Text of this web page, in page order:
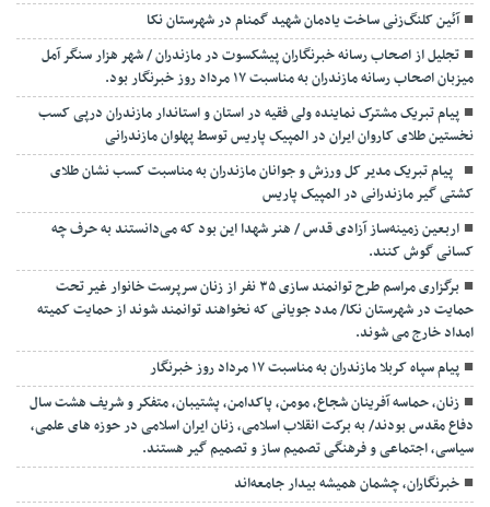
آئین کلنگ‌زنی ساخت یادمان شهید گمنام در شهرستان نکا
تجلیل از اصحاب رسانه خبرنگاران پیشکسوت در مازندران / شهر هزار سنگر آمل
میزبان اصحاب رسانه مازندران به مناسبت ۱۷ مرداد روز خبرنگار بود.
پیام تبریک مشترک نماینده ولی فقیه در استان و استاندار مازندران درپی کسب
نخستین طلای کاروان ایران در المپیک پاریس توسط پهلوان مازندرانی
‍ ‍ پیام تبریک مدیر کل ورزش و جوانان مازندران به مناسبت کسب نشان طلای
کشتی گیر مازندرانی در المپیک پاریس
اربعین زمینه‌ساز آزادی قدس / هنر شهدا این بود که می‌دانستند به حرف چه
کسانی گوش کنند.
برگزاری مراسم طرح توانمند سازی ۳۵ نفر از زنان سرپرست خانوار غیر تحت
حمایت در شهرستان نکا/ مدد جویانی که نخواهند توانمند شوند از حمایت کمیته
امداد خارج می شوند.
پیام سپاه کربلا مازندران به مناسبت ۱۷ مرداد روز خبرنگار
زنان، حماسه آفرینان شجاع، مومن، پاکدامن، پشتیبان، متفکر و شریف هشت سال
دفاع مقدس بودند/ به برکت انقلاب اسلامی، زنان ایران اسلامی در حوزه های علمی،
سیاسی، اجتماعی و فرهنگی تصمیم ساز و تصمیم گیر هستند.
خبرنگاران، چشمان همیشه بیدار جامعه‌اند